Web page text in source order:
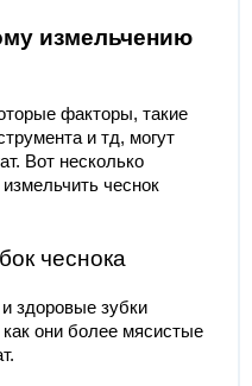
измельчению
факторы, такие
и тд, могут
Вот несколько
чеснок
чеснока
здоровые зубки
они более мясистые